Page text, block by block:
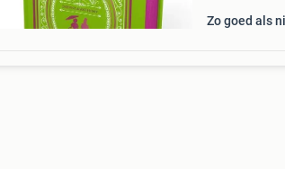
Zo goed als